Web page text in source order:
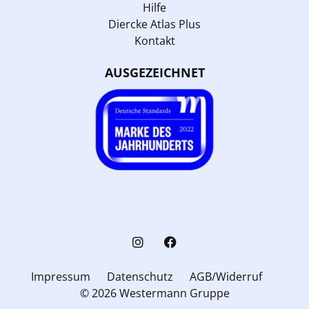
Hilfe
Diercke Atlas Plus
Kontakt
AUSGEZEICHNET
Impressum Datenschutz
AGB/Widerruf
© 2026 Westermann Gruppe